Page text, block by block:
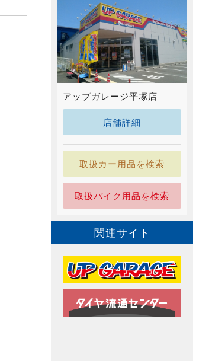
アップガレージ平塚店
店舗詳細
取扱カー用品を検索
取扱バイク用品を検索
関連サイト